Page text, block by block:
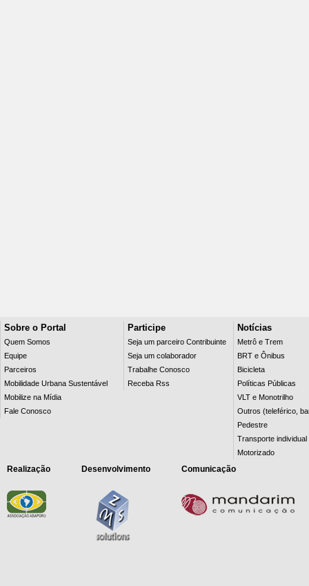
Sobre o Portal
Quem Somos
Equipe
Parceiros
Mobilidade Urbana Sustentável
Mobilize na Mídia
Fale Conosco
Participe
Seja um parceiro Contribuinte
Seja um colaborador
Trabalhe Conosco
Receba Rss
Notícias
Metrô e Trem
BRT e Ônibus
Bicicleta
Políticas Públicas
VLT e Monotrilho
Outros (teleférico,
Pedestre
Transporte individual
Motorizado
Realização Desenvolvimento Comunicação